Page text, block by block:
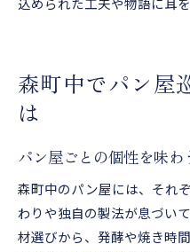
込められた工夫や物語に耳
森町中でパン屋
は
パン屋ごとの個性を味わ
森町中のパン屋には、それ
わりや独自の製法が息づい
材選びから、発酵や焼き時